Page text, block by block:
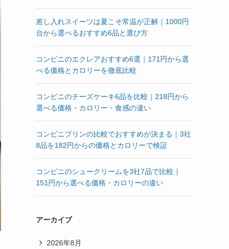
差し入れスイーツは夏こそ常温が正解｜1000円
台から選べるおすすめ6品と選び方
コンビニのエクレアおすすめ6選｜171円から選
べる価格とカロリーを徹底比較
コンビニのチーズケーキ6品を比較｜218円から
選べる価格・カロリー・食感の違い
コンビニプリンの比較でおすすめが決まる｜3社
8品を182円からの価格とカロリーで検証
コンビニのシュークリームを3社7品で比較｜
151円から選べる価格・カロリーの違い
アーカイブ
2026年8月